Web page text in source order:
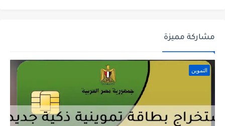
مشاركة مميزة
التموين